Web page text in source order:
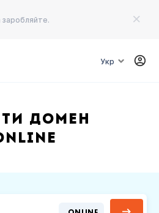
заробляйте.
Укр
домен